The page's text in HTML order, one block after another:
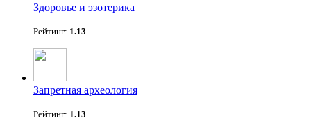
Здоровье и эзотерика
Рейтинг: 1.13
Запретная археология
Рейтинг: 1.13